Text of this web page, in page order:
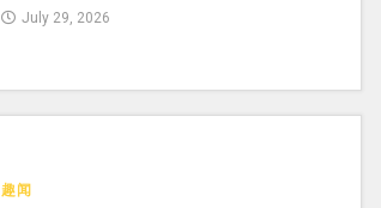
July 29, 2026
趣闻